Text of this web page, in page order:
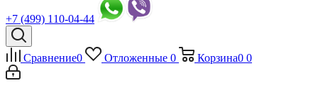
+7 (499) 110-04-44
Сравнение0 Отложенные 0 Корзина0 0